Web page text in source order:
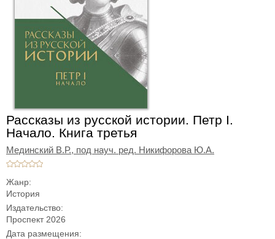
Рассказы из русской истории. Петр I.
Начало. Книга третья
Мединский В.Р., под науч. ред. Никифорова Ю.А.
Жанр:
История
Издательство:
Проспект 2026
Дата размещения: